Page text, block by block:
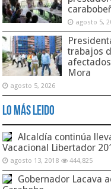
agosto 5,
trabajos
Mora
agosto 5, 2026
Lo Más Leido
Alcaldía continúa
Vacacional Libertador
agosto 13, 2018 444,825
Gobernador Lacava